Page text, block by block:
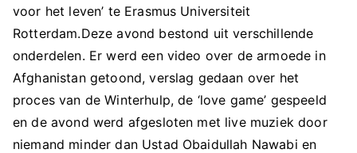
voor het leven’ te Erasmus Universiteit
Rotterdam.Deze avond bestond uit verschillende
onderdelen. Er werd een video over de armoede in
Afghanistan getoond, verslag gedaan over het
proces van de Winterhulp, de ‘love game’ gespeeld
en de avond werd afgesloten met live muziek door
niemand minder dan Ustad Obaidullah Nawabi en